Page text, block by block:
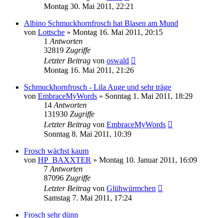
Montag 30. Mai 2011, 22:21
Albino Schmuckhornfrosch hat Blasen am Mund
von Lottsche » Montag 16. Mai 2011, 20:15
1 Antworten
32819 Zugriffe
Letzter Beitrag von oswald
Montag 16. Mai 2011, 21:26
Schmuckhornfrosch - Lila Auge und sehr träge
von EmbraceMyWords » Sonntag 1. Mai 2011, 18:29
14 Antworten
131930 Zugriffe
Letzter Beitrag von EmbraceMyWords
Sonntag 8. Mai 2011, 10:39
Frosch wächst kaum
von HP_BAXXTER » Montag 10. Januar 2011, 16:09
7 Antworten
87096 Zugriffe
Letzter Beitrag von Glühwürmchen
Samstag 7. Mai 2011, 17:24
Frosch sehr dünn